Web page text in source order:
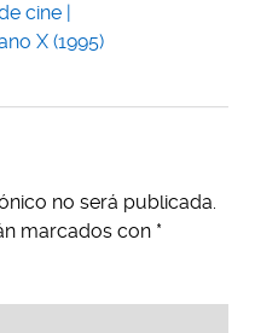
cine |
X (1995)
no será publicada.
marcados con *